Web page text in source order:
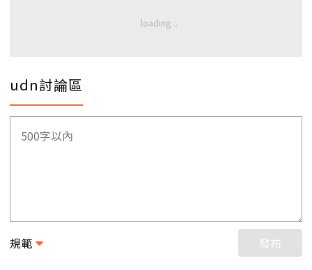
udn討論區
規範 發布